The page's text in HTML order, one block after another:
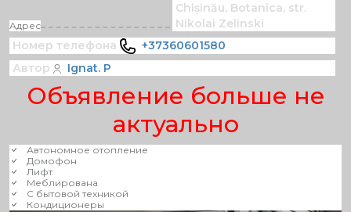
Адрес
Chișinău, Botanica, str.
Nikolai Zelinski
Номер телефона
+37360601580
Автор
Ignat. P
Объявление больше не
актуально
Автономное отопление
Домофон
Лифт
Меблирована
С бытовой техникой
Кондиционеры